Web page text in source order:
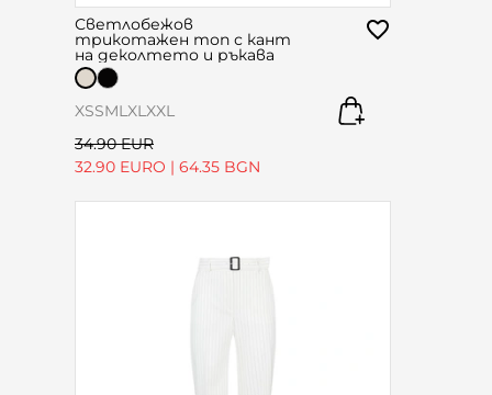
Светлобежов
трикотажен топ с кант
на деколтето и ръкава
XSSML XL XXL
34.90 EUR
32.90 EURO | 64.35 BGN